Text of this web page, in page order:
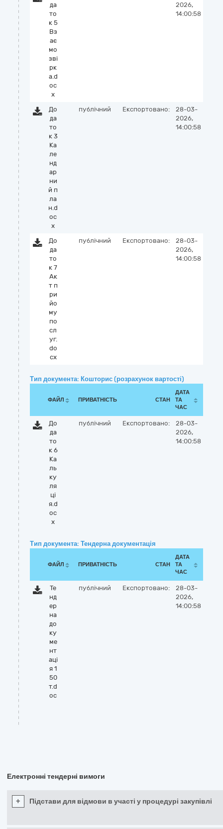
да
то
к 5
Вз
ає
мо
зві
рк
а.d
oc
x
2026,
14:00:58
До
да
то
к 3
Ка
ле
нд
ар
ни
й п
ла
н.d
oc
x
публічний Експортовано:
28-03-
2026,
14:00:58
До
да
то
к 7
Ак
т п
ри
йо
му
по
сл
уг.
do
cx
публічний Експортовано:
28-03-
2026,
14:00:58
Тип документа: Кошторис (розрахунок вартості)
ФАЙЛ ПРИВАТНІСТЬ СТАН
ДАТА
ТА
ЧАС
До
да
то
к 6
Ка
ль
ку
ля
ці
я.d
oc
x
публічний Експортовано:
28-03-
2026,
14:00:58
Тип документа: Тендерна документація
ФАЙЛ ПРИВАТНІСТЬ СТАН
ДАТА
ТА
ЧАС
Те
нд
ер
на
до
ку
ме
нт
аці
я 1
50
т.d
oc
публічний Експортовано:
28-03-
2026,
14:00:58
Електронні тендерні вимоги
+ Підстави для відмови в участі у процедурі закупівлі